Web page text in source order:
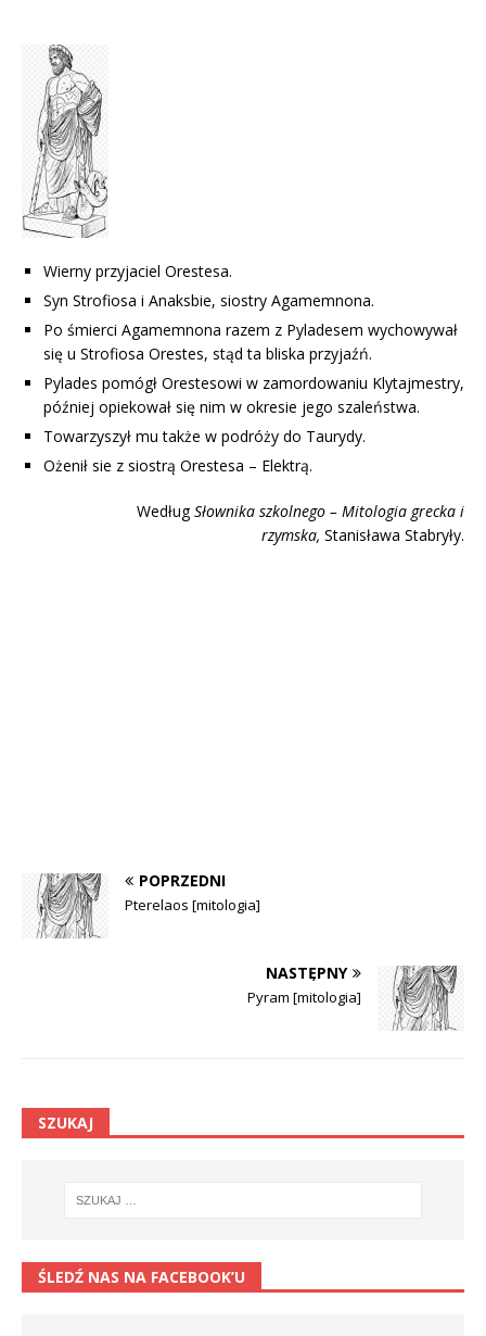
Wierny przyjaciel Orestesa.
Syn Strofiosa i Anaksbie, siostry Agamemnona.
Po śmierci Agamemnona razem z Pyladesem wychowywał
się u Strofiosa Orestes, stąd ta bliska przyjaźń.
Pylades pomógł Orestesowi w zamordowaniu Klytajmestry,
później opiekował się nim w okresie jego szaleństwa.
Towarzyszył mu także w podróży do Taurydy.
Ożenił sie z siostrą Orestesa – Elektrą.
WedługSłownika szkolnego – Mitologia grecka i
rzymska, Stanisława Stabryły.
POPRZEDNI
Pterelaos [mitologia]
NASTĘPNY
Pyram [mitologia]
SZUKAJ
ŚLEDŹ NAS NA FACEBOOK’U